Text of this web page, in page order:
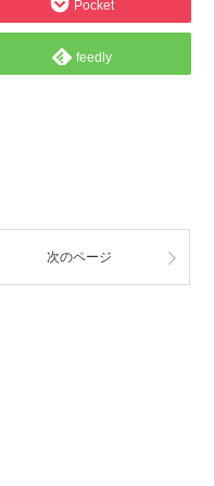
Pocket
feedly
次のページ